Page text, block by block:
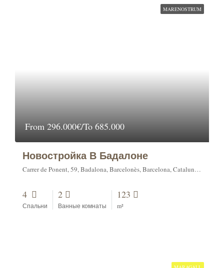
MARENOSTRUM
From 296.000€/To 685.000
Новостройка В Бадалоне
Carrer de Ponent, 59, Badalona, Barcelonès, Barcelona, Catalunya, 08911, España
4
Спальни
2
Ванные комнаты
123
m²